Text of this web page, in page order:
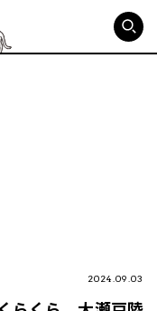
2024.09.03